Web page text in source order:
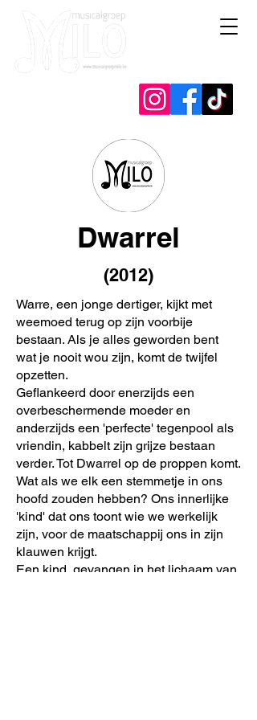
Dwarrel
(2012)
Warre, een jonge dertiger, kijkt met
weemoed terug op zijn voorbije
bestaan. Als je alles geworden bent
wat je nooit wou zijn, komt de twijfel
opzetten.
Geflankeerd door enerzijds een
overbeschermende moeder en
anderzijds een 'perfecte' tegenpool als
vriendin, kabbelt zijn grijze bestaan
verder. Tot Dwarrel op de proppen komt.
Wat als we elk een stemmetje in ons
hoofd zouden hebben? Ons innerlijke
'kind' dat ons toont wie we werkelijk
zijn, voor de maatschappij ons in zijn
klauwen krijgt.
Een kind, gevangen in het lichaam van